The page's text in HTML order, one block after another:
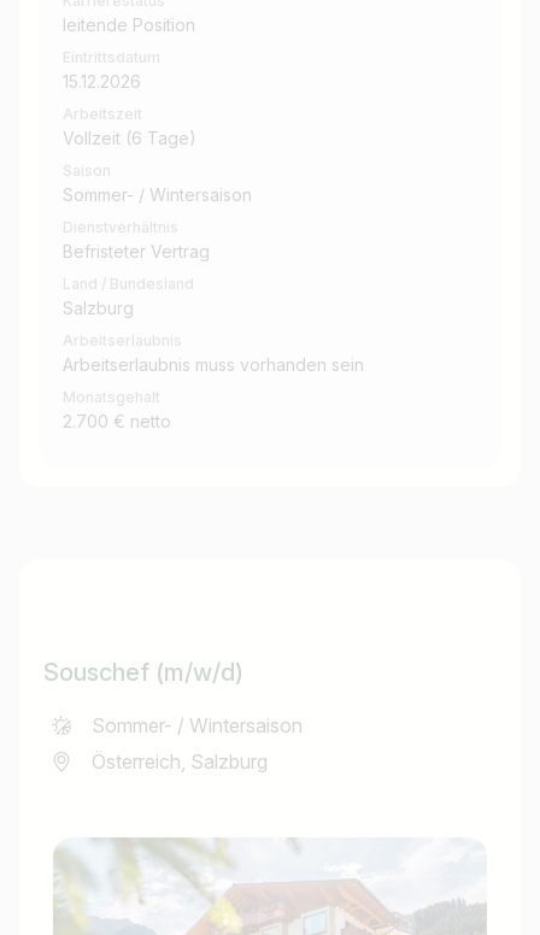
leitende Position
Eintrittsdatum
15.12.2026
Arbeitszeit
Vollzeit (6 Tage)
Saison
Sommer- / Wintersaison
Dienstverhältnis
Befristeter Vertrag
Land / Bundesland
Salzburg
Arbeitserlaubnis
Arbeitserlaubnis muss vorhanden sein
Monatsgehalt
2.700 € netto
Souschef (m/w/d)
Sommer- / Wintersaison
Österreich, Salzburg